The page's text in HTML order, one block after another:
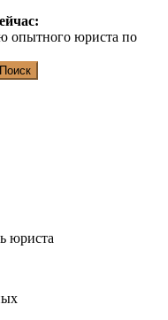
опытного юриста по
юриста